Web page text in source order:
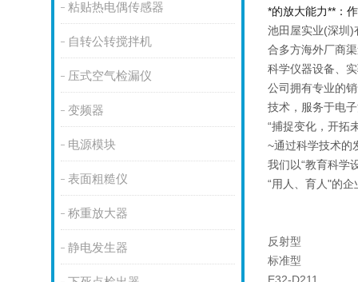
粘贴热电偶传感器
自转公转搅拌机
压式空气检漏仪
变频器
电源模块
表面粗糙仪
称重放大器
静电发生器
*的放大能力**：
池田屋实业(深圳)
合多方海外厂商
科学仪器设备、
公司拥有专业的
技术，服务于电
“捕捉变化，开拓
~通过科学技术的
我们以“教育科学
“用人、育人"的
反射型
标准型